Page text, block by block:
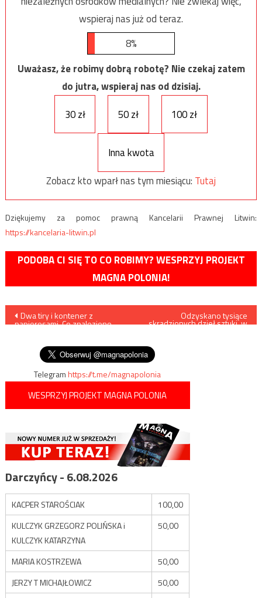
wspieraj nas już od teraz.
8%
Uważasz, że robimy dobrą robotę? Nie czekaj zatem
do jutra, wspieraj nas od dzisiaj.
30 zł
50 zł 100 zł
Inna kwota
Zobacz kto wparł nas tym miesiącu: Tutaj
Dziękujemy za pomoc prawną Kancelarii Prawnej Litwin:
https://kancelaria-litwin.pl
PODOBA CI SIĘ TO CO ROBIMY? WESPRZYJ PROJEKT
MAGNA POLONIA!
Nawigacja
Dwa tiry i kontener z
papierosami. Co znaleziono
Odzyskano tysiące
skradzionych dzieł sztuki, w
Telegramhttps://t.me/magnapolonia
WESPRZYJ PROJEKT MAGNA POLONIA
Darczyńcy - 6.08.2026
KACPER STAROŚCIAK
100,00
KULCZYK GRZEGORZ POLIŃSKA i
KULCZYK KATARZYNA
50,00
MARIA KOSTRZEWA
50,00
JERZY T MICHAJŁOWICZ
50,00